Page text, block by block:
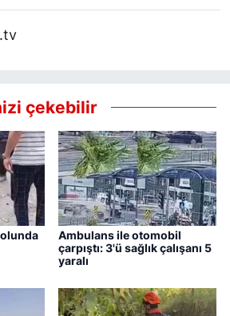
çekebilir
Ambulans ile otomobil
çarpıştı: 3'ü sağlık çalışanı 5
yaralı